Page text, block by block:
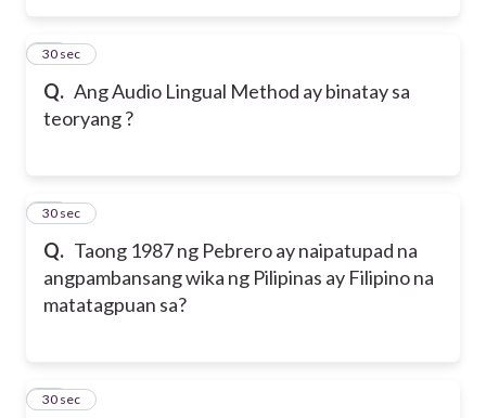
Q. Ang Audio Lingual Method ay binatay sa
teoryang ?
10
30 sec
Q. Taong 1987 ng Pebrero ay naipatupad na
angpambansang wika ng Pilipinas ay Filipino na
matatagpuan sa?
11
30 sec
12
30 sec